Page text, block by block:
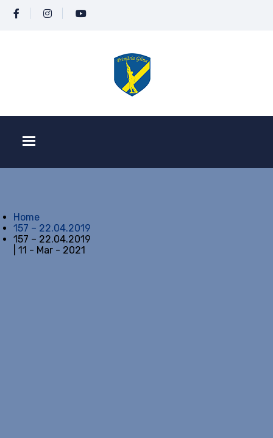
Home
157 – 22.04.2019
157 – 22.04.2019
| 11 - Mar - 2021